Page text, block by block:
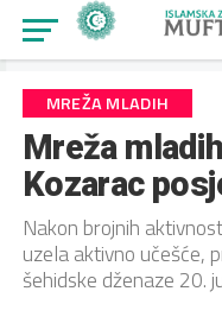
MREŽA MLADIH
Mreža
Kozarac
Nakon brojnih
uzela aktivno učešće,
šehidske dženaze 20.